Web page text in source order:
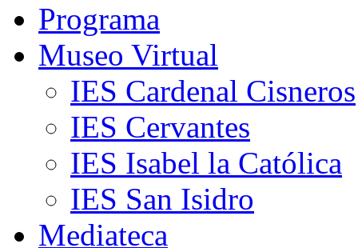
Programa
Museo Virtual
IES Cardenal Cisneros
IES Cervantes
IES Isabel la Católica
IES San Isidro
Mediateca